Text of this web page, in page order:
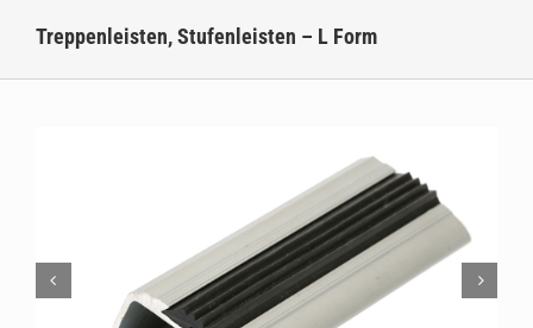
Treppenleisten, Stufenleisten – L Form